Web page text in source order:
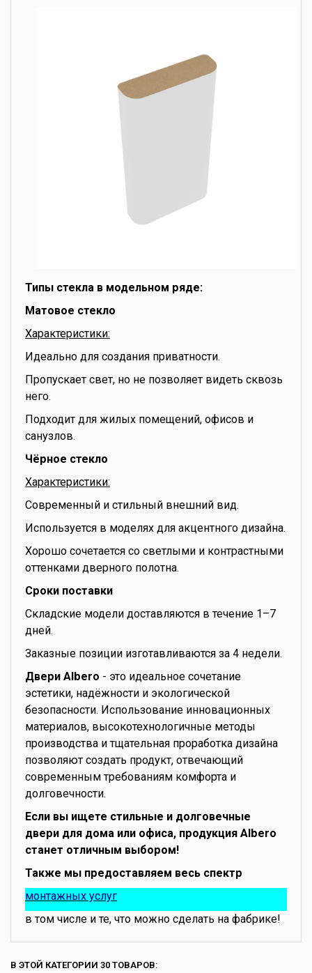
Типы стекла в модельном ряде:
Матовое стекло
Характеристики:
Идеально для создания приватности.
Пропускает свет, но не позволяет видеть сквозь
него.
Подходит для жилых помещений, офисов и
санузлов.
Чёрное стекло
Характеристики:
Современный и стильный внешний вид.
Используется в моделях для акцентного дизайна.
Хорошо сочетается со светлыми и контрастными
оттенками дверного полотна.
Сроки поставки
Складские модели доставляются в течение 1–7
дней.
Заказные позиции изготавливаются за 4 недели.
Двери Albero - это идеальное сочетание
эстетики, надёжности и экологической
безопасности. Использование инновационных
материалов, высокотехнологичные методы
производства и тщательная проработка дизайна
позволяют создать продукт, отвечающий
современным требованиям комфорта и
долговечности.
Если вы ищете стильные и долговечные
двери для дома или офиса, продукция Albero
станет отличным выбором!
Также мы предоставляем весь спектр
монтажных услуг
в том числе и те, что можно сделать на фабрике!
В ЭТОЙ КАТЕГОРИИ 30 ТОВАРОВ: